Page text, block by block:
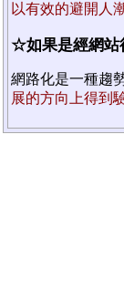
以有效的避開人
☆如果是經網站
網路化是一種趨
展的方向上得到